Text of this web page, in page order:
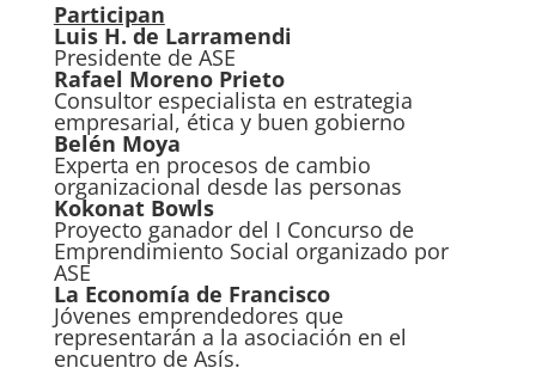
Participan
Luis H. de Larramendi
Presidente de ASE
Rafael Moreno Prieto
Consultor especialista en estrategia
empresarial, ética y buen gobierno
Belén Moya
Experta en procesos de cambio
organizacional desde las personas
Kokonat Bowls
Proyecto ganador del I Concurso de
Emprendimiento Social organizado por
ASE
La Economía de Francisco
Jóvenes emprendedores que
representarán a la asociación en el
encuentro de Asís.